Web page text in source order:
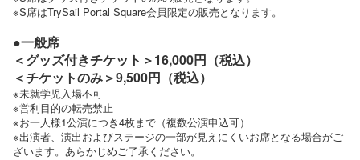
※S席はTrySail Portal Square会員限定の販売となります。
●一般席
＜グッズ付きチケット＞16,000円（税込）
＜チケットのみ＞9,500円（税込）
※未就学児入場不可
※営利目的の転売禁止
※お一人様1公演につき4枚まで（複数公演申込可）
※出演者、演出およびステージの一部が見えにくいお席となる場合がご
ざいます。あらかじめご了承ください。